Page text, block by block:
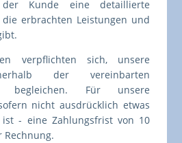
Kunde eine detaillierte
erbrachten Leistungen und
verpflichten sich, unsere
der vereinbarten
begleichen. Für unsere
nicht ausdrücklich etwas
- eine Zahlungsfrist von 10
Rechnung.